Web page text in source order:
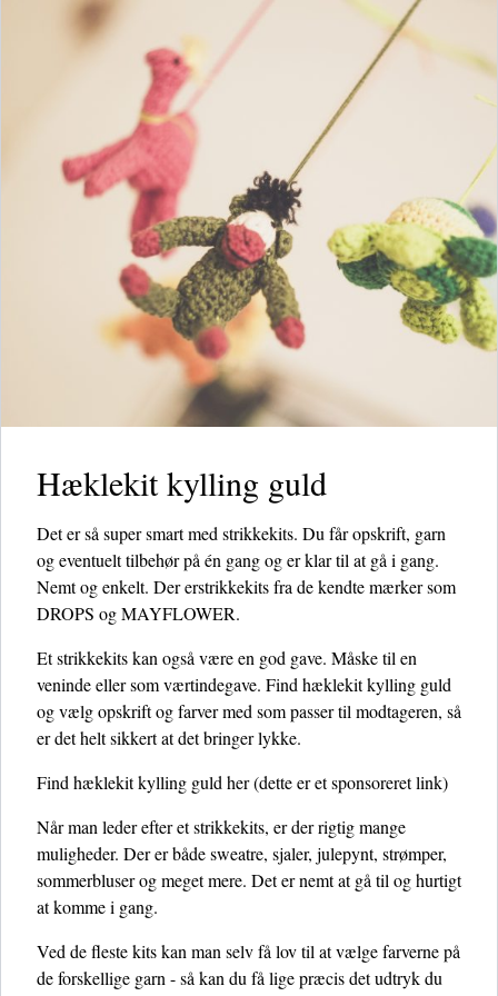
Hæklekit kylling guld
Det er så super smart med strikkekits. Du får opskrift, garn
og eventuelt tilbehør på én gang og er klar til at gå i gang.
Nemt og enkelt. Der erstrikkekits fra de kendte mærker som
DROPS og MAYFLOWER.
Et strikkekits kan også være en god gave. Måske til en
veninde eller som værtindegave. Find hæklekit kylling guld
og vælg opskrift og farver med som passer til modtageren, så
er det helt sikkert at det bringer lykke.
Find hæklekit kylling guld her(dette er et sponsoreret link)
Når man leder efter et strikkekits, er der rigtig mange
muligheder. Der er både sweatre, sjaler, julepynt, strømper,
sommerbluser og meget mere. Det er nemt at gå til og hurtigt
at komme i gang.
Ved de fleste kits kan man selv få lov til at vælge farverne på
de forskellige garn - så kan du få lige præcis det udtryk du